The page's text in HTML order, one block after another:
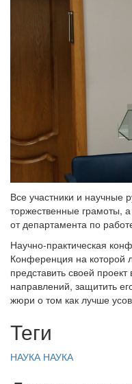
Все участники и научные
торжественные грамоты,
от департамента по
Научно-практическая
Конференция на которой
представить своей
направлений, защитить
жюри о том как лучше
Теги
НАУКА НАУКА